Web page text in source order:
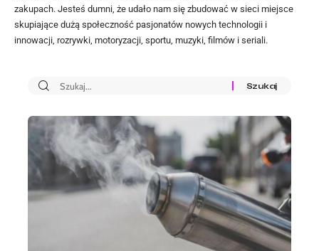
zakupach. Jesteś dumni, że udało nam się zbudować w sieci miejsce
skupiające dużą społeczność pasjonatów nowych technologii i
innowacji, rozrywki, motoryzacji, sportu, muzyki, filmów i seriali.